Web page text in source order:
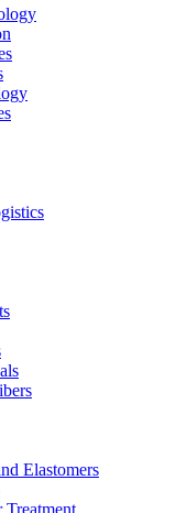
Elastomers
Treatment